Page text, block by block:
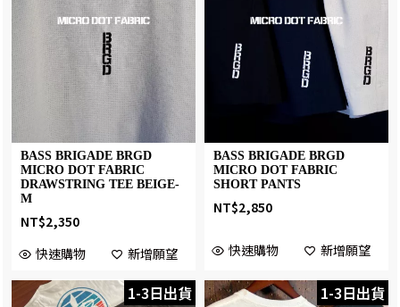
BASS BRIGADE BRGD
MICRO DOT FABRIC
DRAWSTRING TEE BEIGE-
M
NT$2,350
快速購物
新增願望
BASS BRIGADE BRGD
MICRO DOT FABRIC
SHORT PANTS
NT$2,850
快速購物 新增願望
1-3日出貨 1-3日出貨